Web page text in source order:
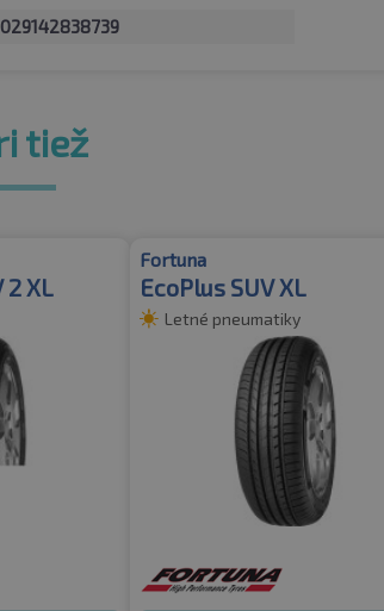
tiež
2 XL
Fortuna
EcoPlus SUV XL
Letné pneumatiky